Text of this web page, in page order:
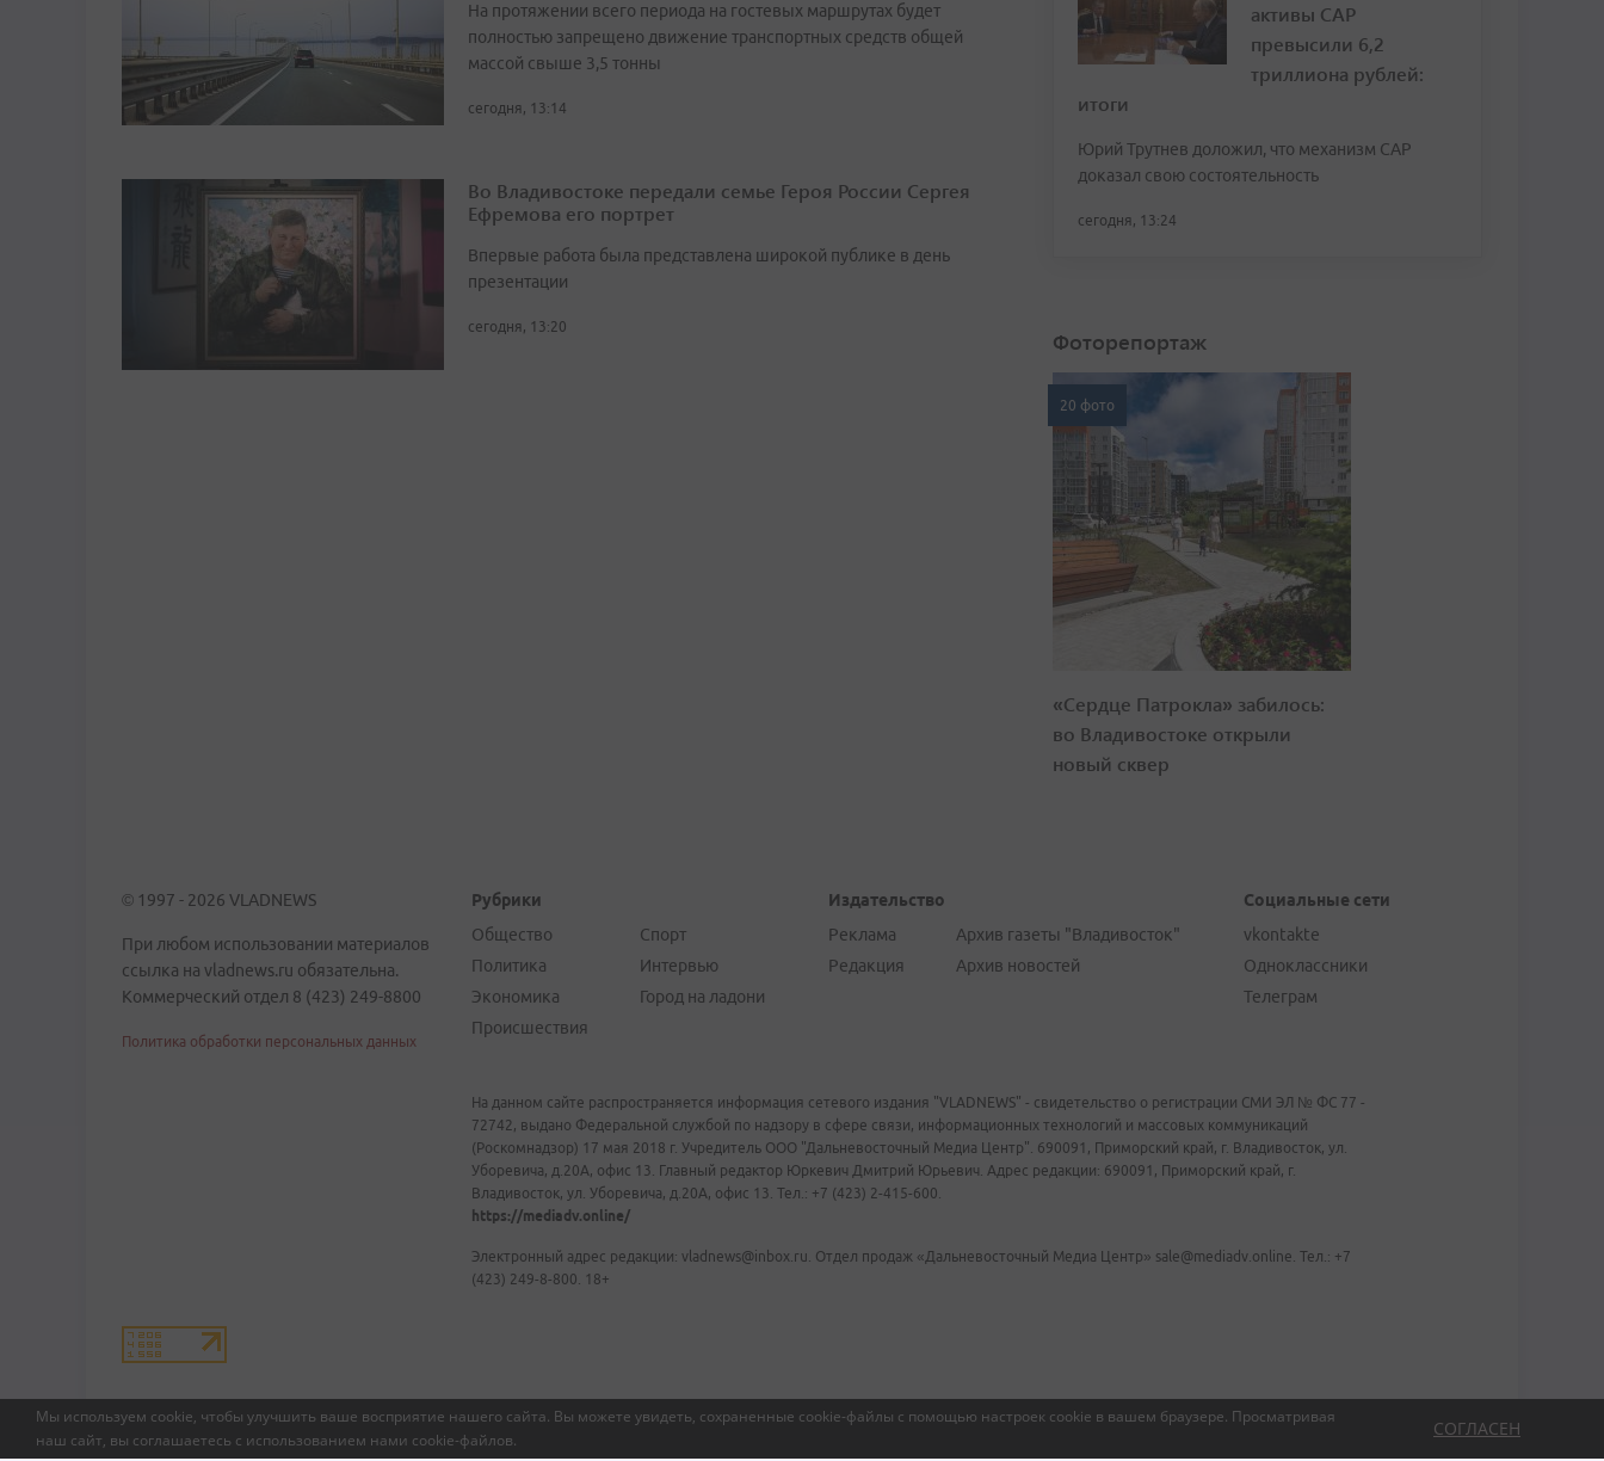
Мы используем cookie, чтобы улучшить ваше восприятие нашего сайта. Вы можете увидеть, сохраненные cookie-файлы с помощью настроек cookie в вашем браузере. Просматривая
наш сайт, вы соглашаетесь с использованием нами cookie-файлов.
СОГЛАСЕН
На протяжении всего периода на гостевых маршрутах будет
полностью запрещено движение транспортных средств общей
массой свыше 3,5 тонны
сегодня, 13:14
Во Владивостоке передали семье Героя России Сергея
Ефремова его портрет
Впервые работа была представлена широкой публике в день
презентации
сегодня, 13:20
активы САР
превысили 6,2
триллиона рублей:
итоги
Юрий Трутнев доложил, что механизм САР
доказал свою состоятельность
сегодня, 13:24
Фоторепортаж
20 фото
«Сердце Патрокла» забилось:
во Владивостоке открыли
новый сквер
© 1997 - 2026 VLADNEWS
При любом использовании материалов
ссылка на vladnews.ru обязательна.
Коммерческий отдел 8 (423) 249-8800
Политика обработки персональных данных
Рубрики
Общество
Политика
Экономика
Происшествия
Спорт
Интервью
Город на ладони
Издательство
Реклама
Редакция
Архив газеты "Владивосток"
Архив новостей
Социальные сети
vkontakte
Одноклассники
Телеграм
На данном сайте распространяется информация сетевого издания "VLADNEWS" - свидетельство о регистрации СМИ ЭЛ № ФС 77 -
72742, выдано Федеральной службой по надзору в сфере связи, информационных технологий и массовых коммуникаций
(Роскомнадзор) 17 мая 2018 г. Учредитель ООО "Дальневосточный Медиа Центр". 690091, Приморский край, г. Владивосток, ул.
Уборевича, д.20А, офис 13. Главный редактор Юркевич Дмитрий Юрьевич. Адрес редакции: 690091, Приморский край, г.
Владивосток, ул. Уборевича, д.20А, офис 13. Тел.: +7 (423) 2-415-600.
https://mediadv.online/
Электронный адрес редакции: vladnews@inbox.ru. Отдел продаж «Дальневосточный Медиа Центр» sale@mediadv.online. Тел.: +7
(423) 249-8-800. 18+